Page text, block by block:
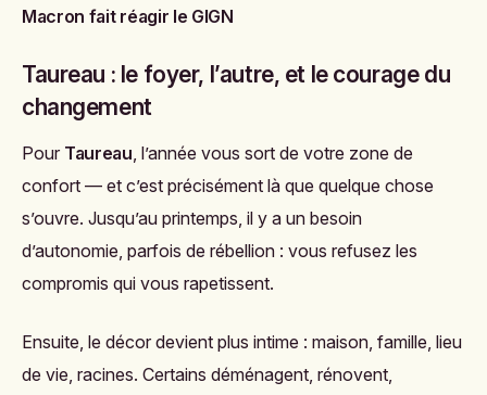
Macron fait réagir le GIGN
Taureau : le foyer, l’autre, et le courage du
changement
Pour Taureau, l’année vous sort de votre zone de
confort — et c’est précisément là que quelque chose
s’ouvre. Jusqu’au printemps, il y a un besoin
d’autonomie, parfois de rébellion : vous refusez les
compromis qui vous rapetissent.
Ensuite, le décor devient plus intime : maison, famille, lieu
de vie, racines. Certains déménagent, rénovent,